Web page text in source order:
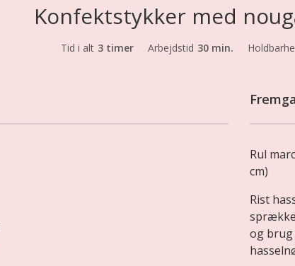
Konfektstykker med
Tid i alt 3 timer Arbejdstid 30 min.
Rul
cm)
Rist
og brug